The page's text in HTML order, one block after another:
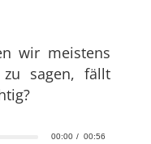
00:00 00:56
wir meistens
sagen, fällt